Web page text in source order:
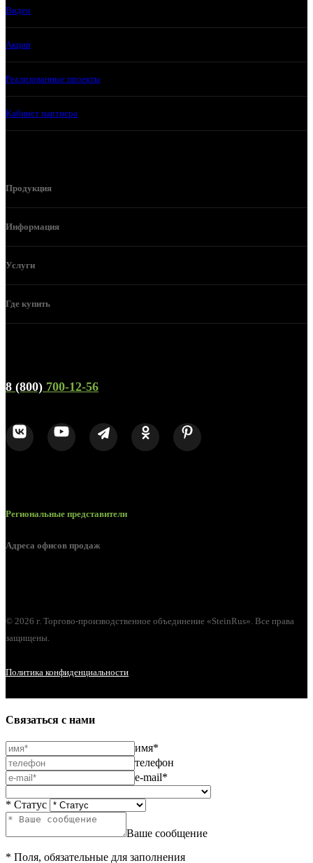
Видео
Акции
Реализованные проекты
Кабинет партнера
Продукция
Информация
Услуги
Где купить
8 (800) 700-12-56
Региональные представители
Адреса офисов продаж
© 2026 г. Торгово-производственное объединение «SteinRus». Все права
защищены.
Политика конфиденциальности
Связаться с нами
имя*
телефон
e-mail*
* Статус
Ваше сообщение
* Поля, обязательные для заполнения